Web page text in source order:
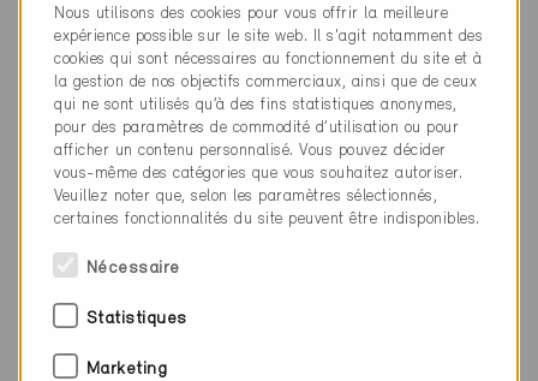
kw@weinmann-architektur.ch
www.weinmann-architektur.ch
Catégorie
Architecture
Nous utilisons des cookies pour vous offrir la meilleure
expérience possible sur le site web. Il s'agit notamment des
cookies qui sont nécessaires au fonctionnement du site et à
la gestion de nos objectifs commerciaux, ainsi que de ceux
qui ne sont utilisés qu’à des fins statistiques anonymes,
pour des paramètres de commodité d’utilisation ou pour
afficher un contenu personnalisé. Vous pouvez décider
vous-même des catégories que vous souhaitez autoriser.
Veuillez noter que, selon les paramètres sélectionnés,
certaines fonctionnalités du site peuvent être indisponibles.
Nécessaire
Statistiques
Marketing